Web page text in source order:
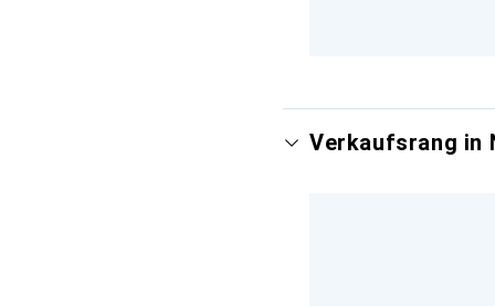
Verkaufsrang in